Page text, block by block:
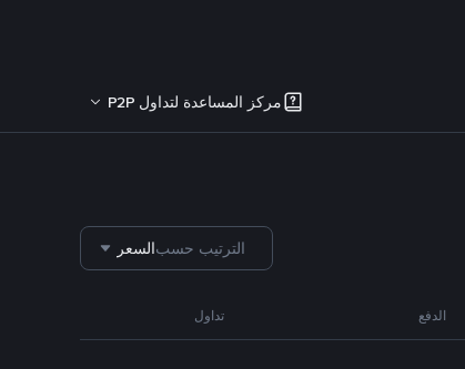
مركز المساعدة لتداول P2P
الترتيب حسبالسعر
الدفع تداول